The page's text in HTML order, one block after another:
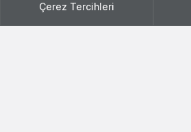
Çerez Tercihleri